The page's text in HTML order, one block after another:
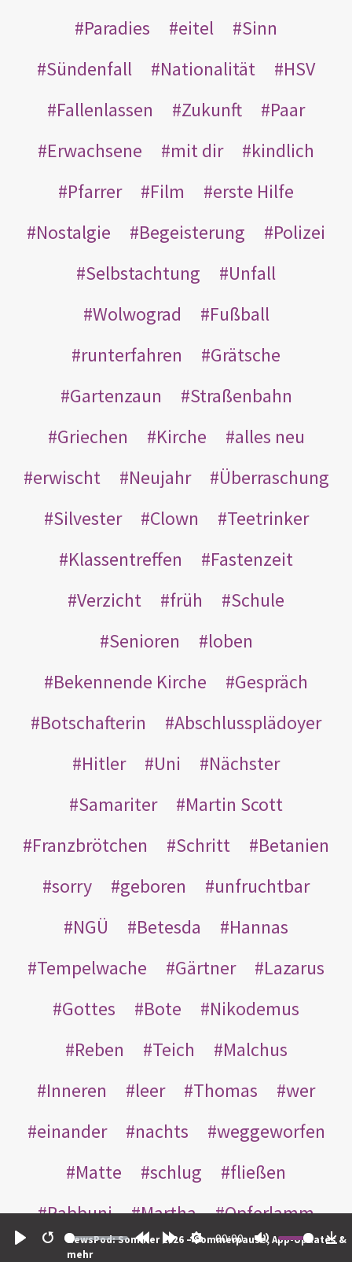
Restart
00:00
NewsPod: Sommer 2026 – Sommerpause, App-Updates &
mehr
Paradies
eitel
Sinn
Sündenfall
Nationalität
HSV
Fallenlassen
Zukunft
Paar
Erwachsene
mit dir
kindlich
Pfarrer
Film
erste Hilfe
Nostalgie
Begeisterung
Polizei
Selbstachtung
Unfall
Wolwograd
Fußball
runterfahren
Grätsche
Gartenzaun
Straßenbahn
Griechen
Kirche
alles neu
erwischt
Neujahr
Überraschung
Silvester
Clown
Teetrinker
Klassentreffen
Fastenzeit
Verzicht
früh
Schule
Senioren
loben
Bekennende Kirche
Gespräch
Botschafterin
Abschlussplädoyer
Hitler
Uni
Nächster
Samariter
Martin Scott
Franzbrötchen
Schritt
Betanien
sorry
geboren
unfruchtbar
NGÜ
Betesda
Hannas
Tempelwache
Gärtner
Lazarus
Gottes
Bote
Nikodemus
Reben
Teich
Malchus
Inneren
leer Thomas
wer
einander
nachts
weggeworfen
Matte
schlug
fließen
Rabbuni
Martha
Opferlamm
gewaschen
jüdischen